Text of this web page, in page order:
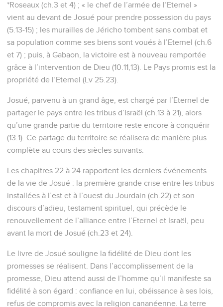
*Roseaux (ch.3 et 4) ; « le chef de l’armée de l’Eternel »
vient au devant de Josué pour prendre possession du pays
(5.13-15) ; les murailles de Jéricho tombent sans combat et
sa population comme ses biens sont voués à l’Eternel (ch.6
et 7) ; puis, à Gabaon, la victoire est à nouveau remportée
grâce à l’intervention de Dieu (10.11,13). Le Pays promis est la
propriété de l’Eternel (Lv 25.23).
Josué, parvenu à un grand âge, est chargé par l’Eternel de
partager le pays entre les tribus d’Israël (ch.13 à 21), alors
qu’une grande partie du territoire reste encore à conquérir
(13.1). Ce partage du territoire se réalisera de manière plus
complète au cours des siècles suivants.
Les chapitres 22 à 24 rapportent les derniers événements
de la vie de Josué : la première grande crise entre les tribus
installées à l’est et à l’ouest du Jourdain (ch.22) et son
discours d’adieu, testament spirituel, qui précède le
renouvellement de l’alliance entre l’Eternel et Israël, peu
avant la mort de Josué (ch.23 et 24).
Le livre de Josué souligne la fidélité de Dieu dont les
promesses se réalisent. Dans l’accomplissement de la
promesse, Dieu attend aussi de l’homme qu’il manifeste sa
fidélité à son égard : confiance en lui, obéissance à ses lois,
refus de compromis avec la religion cananéenne. La terre